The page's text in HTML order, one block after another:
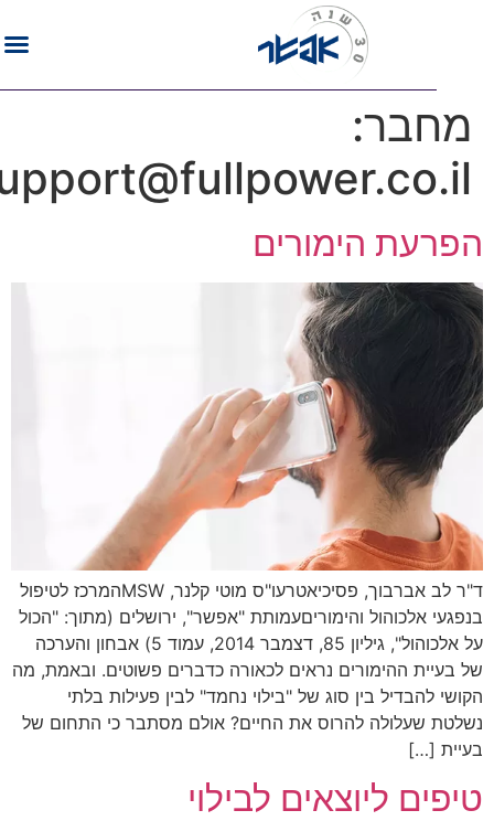
הימורים
ד"ר לב אברבוך, פסיכיאטרעו"ס מוטי קלנר, MSWהמרכז לטיפול
אלכוהול והימוריםעמותת "אפשר", ירושלים (מתוך: "הכול
על אלכוהול", גיליון 85, דצמבר 2014, עמוד 5) אבחון והערכה
בעיית ההימורים נראים לכאורה כדברים פשוטים. ובאמת, מה
להבדיל בין סוג של "בילוי נחמד" לבין פעילות בלתי
שעלולה להרוס את החיים? אולם מסתבר כי התחום של
[…]
ליוצאים לבילוי